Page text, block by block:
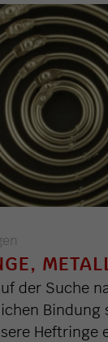
der Suche
Bindung
Heftringe